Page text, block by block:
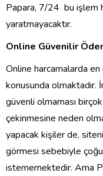
Papara, 7/24 bu işlem
yaratmayacaktır.
Online Güvenilir
Online harcamalarda en
konusunda olmaktadır.
güvenli olmaması birçok
çekinmesine neden
yapacak kişiler de,
görmesi sebebiyle
istememektedir. Ama